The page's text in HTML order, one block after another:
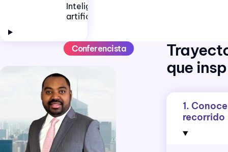
Inteligencia
artificial?
Conferencista
que
1.
recorrido